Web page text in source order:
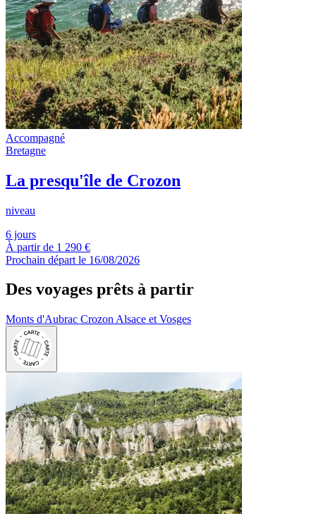
Accompagné
Bretagne
La presqu'île de Crozon
niveau
6 jours
À partir de 1 290 €
Prochain départ le 16/08/2026
Des voyages prêts à partir
Monts d'Aubrac Crozon Alsace et Vosges